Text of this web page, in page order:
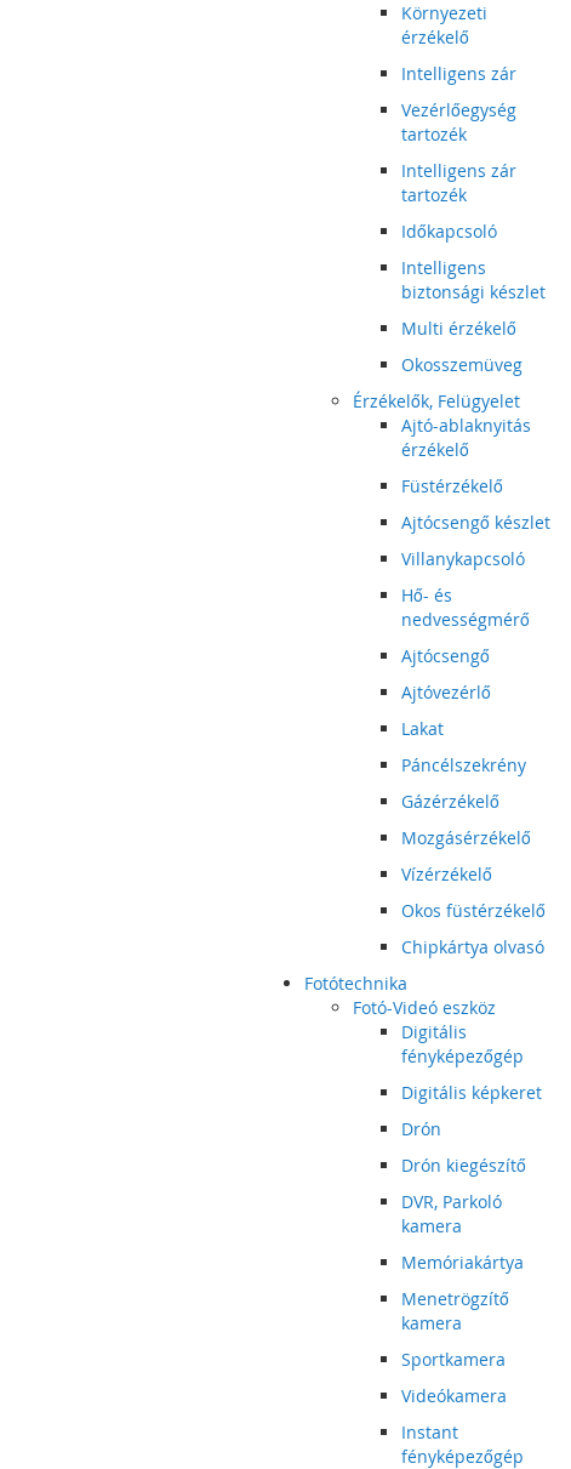
Környezeti
érzékelő
Intelligens zár
Vezérlőegység
tartozék
Intelligens zár
tartozék
Időkapcsoló
Intelligens
biztonsági készlet
Multi érzékelő
Okosszemüveg
Érzékelők, Felügyelet
Ajtó-ablaknyitás
érzékelő
Füstérzékelő
Ajtócsengő készlet
Villanykapcsoló
Hő- és
nedvességmérő
Ajtócsengő
Ajtóvezérlő
Lakat
Páncélszekrény
Gázérzékelő
Mozgásérzékelő
Vízérzékelő
Okos füstérzékelő
Chipkártya olvasó
Fotótechnika
Fotó-Videó eszköz
Digitális
fényképezőgép
Digitális képkeret
Drón
Drón kiegészítő
DVR, Parkoló
kamera
Memóriakártya
Menetrögzítő
kamera
Sportkamera
Videókamera
Instant
fényképezőgép